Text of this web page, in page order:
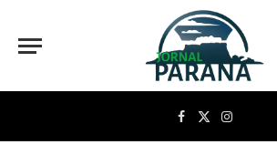
Facebook
X
(Twitter)
Instagram